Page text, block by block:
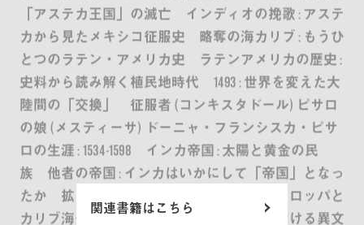
関連書籍はこちら
「アステカ王国」の滅亡 インディオの挽歌 : アステ
カから見たメキシコ征服史 略奪の海カリブ : もうひ
とつのラテン・アメリカ史 ラテンアメリカの歴史 :
史料から読み解く植民地時代 1493 : 世界を変えた大
陸間の「交換」 征服者 (コンキスタドール) ピサロ
の娘 (メスティーサ) ドーニャ・フランシスカ・ピサ
ロの生涯 : 1534-1598 インカ帝国 : 太陽と黄金の民
族 他者の帝国 : インカはいかにして「帝国」となっ
たか 拡がりゆく視圏 征服の修辞学 : ヨーロッパと
カリブ海先住民,1492-1797年 大航海時代における異文